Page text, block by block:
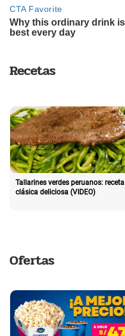
Recetas
Tallarines verdes peruanos: receta
clásica deliciosa (VIDEO)
Ofertas